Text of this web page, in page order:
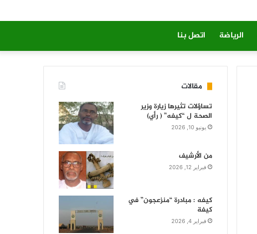
الرياضة اتصل بنا
مقالات
تساؤلات تثيرها زيارة وزير
الصحة ل “كيفه” ( رأي)
يونيو 10, 2026
من الأرشيف
فبراير 12, 2026
كيفه : مبادرة “منزعجون” في
كيفة
فبراير 4, 2026